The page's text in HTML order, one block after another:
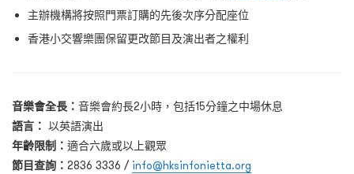
主辦機構將按照門票訂購的先後次序分配座位
香港小交響樂團保留更改節目及演出者之權利
音樂會全長： 音樂會約長2小時，包括15分鐘之中場休息
語言： 以英語演出
年齡限制： 適合六歲或以上觀眾
節目查詢： 2836 3336 / info@hksinfonietta.org